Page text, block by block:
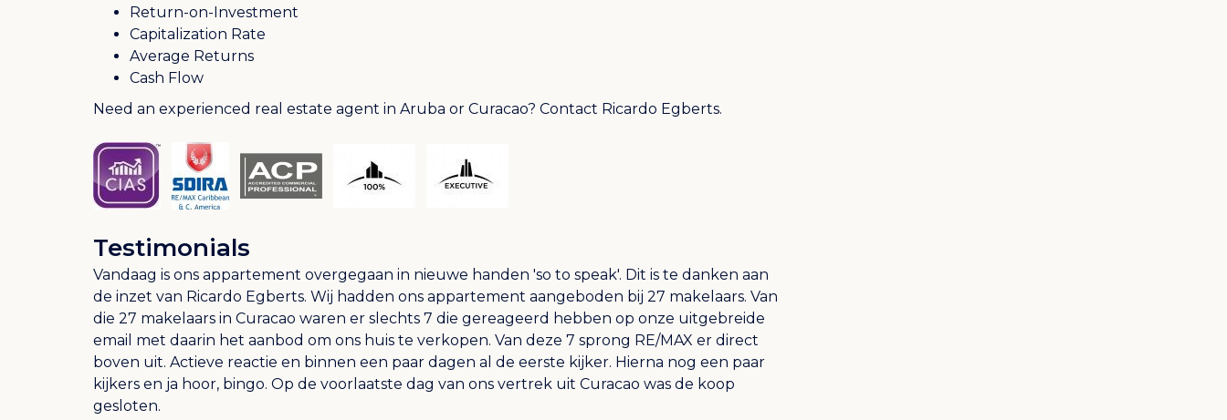
Return-on-Investment
Capitalization Rate
Average Returns
Cash Flow
Need an experienced real estate agent in Aruba or Curacao? Contact Ricardo Egberts.
Testimonials
Vandaag is ons appartement overgegaan in nieuwe handen 'so to speak'. Dit is te danken aan
de inzet van Ricardo Egberts. Wij hadden ons appartement aangeboden bij 27 makelaars. Van
die 27 makelaars in Curacao waren er slechts 7 die gereageerd hebben op onze uitgebreide
email met daarin het aanbod om ons huis te verkopen. Van deze 7 sprong RE/MAX er direct
boven uit. Actieve reactie en binnen een paar dagen al de eerste kijker. Hierna nog een paar
kijkers en ja hoor, bingo. Op de voorlaatste dag van ons vertrek uit Curacao was de koop
gesloten.